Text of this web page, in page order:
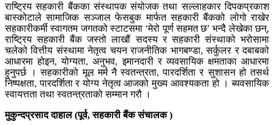
राष्ट्रिय सहकारी बैंकका संस्थापक संयोजक तथा सल्लाहकार दिपकप्रकाश
बास्कोटाले सामाजिक सञ्जाल फेसबुक मार्फत सहकारी बैंकको लोगो राखेर
सहकारीकर्मी स्वागतम जगतको स्टाटसमा ‘मेरो पूर्ण सहमत छ’ भन्दै लेखेका छन्,
राष्ट्रिय सहकारी बैंक जस्तो लाखौं सदस्य र सहकारी संस्थाको भरोसामा
चलेको वित्तीय संस्थामा नेतृत्व चयन राजनीतिक भागबण्डा, सर्कुलर र दबाबको
आधारमा होइन, योग्यता, अनुभव, इमानदारी र व्यवसायिक क्षमताका आधारमा
हुनुपर्छ । सहकारीको मूल मर्म नै स्वतन्त्रता, पारदर्शिता र सुशासन हो तसर्थ
निष्पक्षता, पारदर्शिता र योग्य नेतृत्व आजको मुख्य आवश्यकता हो । ब्यवसायिक
स्वायत्तता तथा स्वतन्त्रताको सम्मान गरौ ।
मुकुन्दप्रसाद दाहाल (पूर्व, सहकारी बैंक संचालक )